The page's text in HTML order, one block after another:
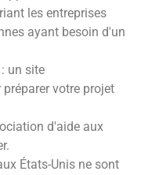
les entreprises
ayant besoin d'un
un site
votre projet
d'aide aux
États-Unis ne sont